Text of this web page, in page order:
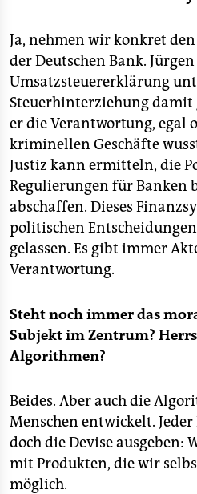
Ja, nehmen wir konkret
der Deutschen Bank.
Umsatzsteuererklärung
Steuerhinterziehung damit
er die Verantwortung, egal
kriminellen Geschäfte
Justiz kann ermitteln, die
Regulierungen für Banken
abschaffen. Dieses
politischen
gelassen. Es gibt immer
Verantwortung.
Steht noch immer das
Subjekt im Zentrum?
Algorithmen?
Beides. Aber auch die
Menschen entwickelt.
doch die Devise ausgeben:
mit Produkten, die wir
möglich.